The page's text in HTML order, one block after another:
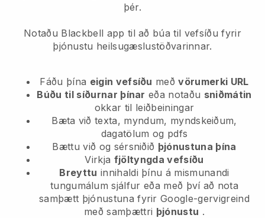
þér.
Notaðu Blackbell app til að búa til vefsíðu fyrir
þjónustu heilsugæslustöðvarinnar.
Fáðu þína eigin vefsíðu meðvörumerki URL
Búðu til síðurnar þínar eða notaðu sniðmátin
okkar til leiðbeiningar
Bæta við texta, myndum, myndskeiðum,
dagatölum og pdfs
Bættu við og sérsniðið þjónustuna þína
Virkja fjöltyngda vefsíðu
Breyttu innihaldi þínu á mismunandi
tungumálum sjálfur eða með því að nota
samþætt þjónustuna fyrir Google-gervigreind
með samþættri þjónustu .